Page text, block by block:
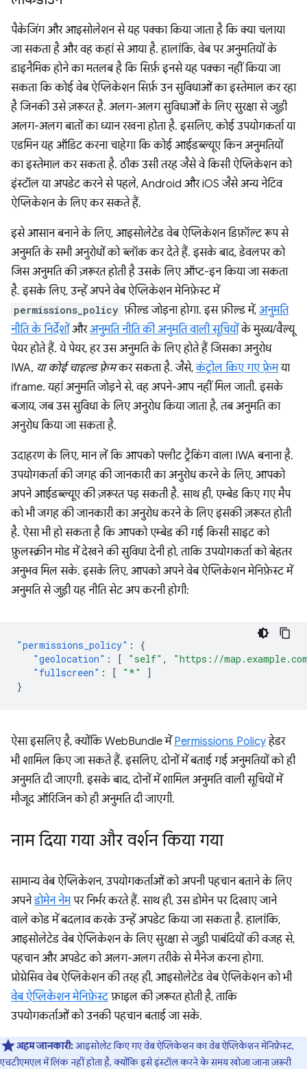
पैकेजिंग और आइसोलेशन से यह पक्का किया जाता है कि क्या चलाया
जा सकता है और वह कहां से आया है. हालांकि, वेब पर अनुमतियों के
डाइनैमिक होने का मतलब है कि सिर्फ़ इनसे यह पक्का नहीं किया जा
सकता कि कोई वेब ऐप्लिकेशन सिर्फ़ उन सुविधाओं का इस्तेमाल कर रहा
है जिनकी उसे ज़रूरत है. अलग-अलग सुविधाओं के लिए सुरक्षा से जुड़ी
अलग-अलग बातों का ध्यान रखना होता है. इसलिए, कोई उपयोगकर्ता या
एडमिन यह ऑडिट करना चाहेगा कि कोई आईडब्ल्यूए किन अनुमतियों
का इस्तेमाल कर सकता है. ठीक उसी तरह जैसे वे किसी ऐप्लिकेशन को
इंस्टॉल या अपडेट करने से पहले, Android और iOS जैसे अन्य नेटिव
ऐप्लिकेशन के लिए कर सकते हैं.
इसे आसान बनाने के लिए, आइसोलेटेड वेब ऐप्लिकेशन डिफ़ॉल्ट रूप से
अनुमति के सभी अनुरोधों को ब्लॉक कर देते हैं. इसके बाद, डेवलपर को
जिस अनुमति की ज़रूरत होती है उसके लिए ऑप्ट-इन किया जा सकता
है. इसके लिए, उन्हें अपने वेब ऐप्लिकेशन मेनिफ़ेस्ट में
permissions_policy फ़ील्ड जोड़ना होगा. इस फ़ील्ड में, अनुमति
नीति के निर्देशोंऔरअनुमति नीति की अनुमति वाली सूचियोंके मुख्य/वैल्यू
पेयर होते हैं. ये पेयर, हर उस अनुमति के लिए होते हैं जिसका अनुरोध
IWA, या कोई चाइल्ड फ़्रेमकर सकता है. जैसे,कंट्रोल किए गए फ़्रेमया
iframe. यहां अनुमति जोड़ने से, वह अपने-आप नहीं मिल जाती. इसके
बजाय, जब उस सुविधा के लिए अनुरोध किया जाता है, तब अनुमति का
अनुरोध किया जा सकता है.
उदाहरण के लिए, मान लें कि आपको फ्लीट ट्रैकिंग वाला IWA बनाना है.
उपयोगकर्ता की जगह की जानकारी का अनुरोध करने के लिए, आपको
अपने आईडब्ल्यूए की ज़रूरत पड़ सकती है. साथ ही, एम्बेड किए गए मैप
को भी जगह की जानकारी का अनुरोध करने के लिए इसकी ज़रूरत होती
है. ऐसा भी हो सकता है कि आपको एम्बेड की गई किसी साइट को
फ़ुलस्क्रीन मोड में देखने की सुविधा देनी हो, ताकि उपयोगकर्ता को बेहतर
अनुभव मिल सके. इसके लिए, आपको अपने वेब ऐप्लिकेशन मेनिफ़ेस्ट में
अनुमति से जुड़ी यह नीति सेट अप करनी होगी:
"permissions_policy" :
{
"geolocation" : [ "self" ,
"https://
"fullscreen" : [ "*"
]
}
ऐसा इसलिए है, क्योंकि WebBundle में Permissions Policyहेडर
भी शामिल किए जा सकते हैं. इसलिए, दोनों में बताई गई अनुमतियों को ही
अनुमति दी जाएगी. इसके बाद, दोनों में शामिल अनुमति वाली सूचियों में
मौजूद ऑरिजिन को ही अनुमति दी जाएगी.
नाम दिया गया और वर्शन किया गया
सामान्य वेब ऐप्लिकेशन, उपयोगकर्ताओं को अपनी पहचान बताने के लिए
अपनेडोमेन नेमपर निर्भर करते हैं. साथ ही, उस डोमेन पर दिखाए जाने
वाले कोड में बदलाव करके उन्हें अपडेट किया जा सकता है. हालांकि,
आइसोलेटेड वेब ऐप्लिकेशन के लिए सुरक्षा से जुड़ी पाबंदियों की वजह से,
पहचान और अपडेट को अलग-अलग तरीके से मैनेज करना होगा.
प्रोग्रेसिव वेब ऐप्लिकेशन की तरह ही, आइसोलेटेड वेब ऐप्लिकेशन को भी
वेब ऐप्लिकेशन मेनिफ़ेस्टफ़ाइल की ज़रूरत होती है, ताकि
उपयोगकर्ताओं को उनकी पहचान बताई जा सके.
अहम जानकारी:आइसोलेट किए गए वेब ऐप्लिकेशन का वेब ऐप्लिकेशन मेनिफ़ेस्ट,
एचटीएमएल में लिंक नहीं होता है, क्योंकि इसे इंस्टॉल करने के समय खोजा जाना ज़रूरी